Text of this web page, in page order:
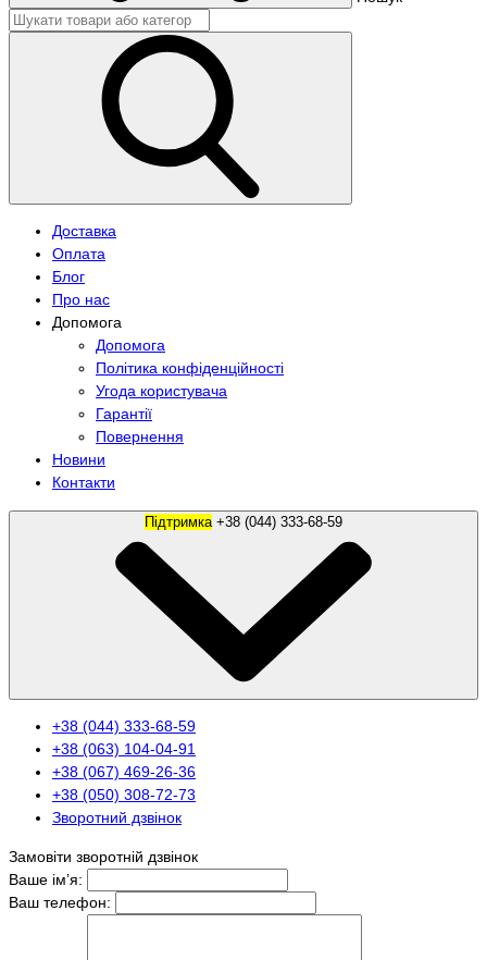
Доставка
Оплата
Блог
Про нас
Допомога
Допомога
Політика конфіденційності
Угода користувача
Гарантії
Повернення
Новини
Контакти
Підтримка
+38 (044) 333-68-59
+38 (063) 104-04-91
+38 (067) 469-26-36
+38 (050) 308-72-73
Зворотний дзвінок
Замовіти зворотній дзвінок
Ваше ім’я:
Ваш телефон: